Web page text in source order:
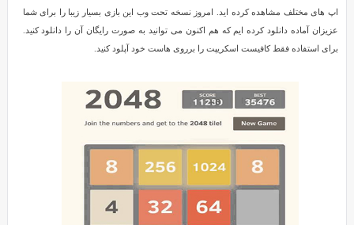
اپ های مختلف مشاهده کرده اید. امروز نسخه تحت وب این بازی بسیار زیبا را برای شما
عزیزان آماده دانلود کرده ایم که هم اکنون می توانید به صورت رایگان آن را دانلود کنید.
برای استفاده فقط کافیست اسکریپت را برروی هاست خود آپلود کنید.